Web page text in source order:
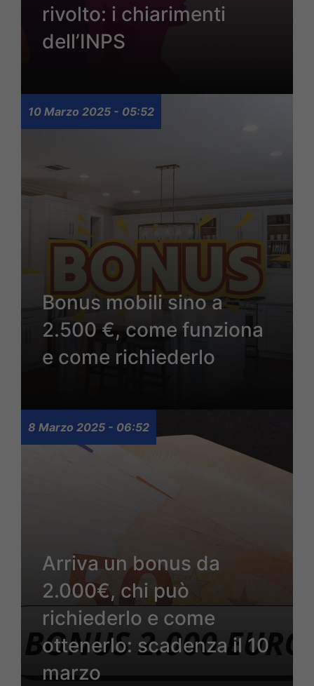
rivolto: i chiarimenti
dell’INPS
10 Marzo 2025 - 05:52
Bonus mobili sino a
2.500 €, come funziona
e come richiederlo
8 Marzo 2025 - 06:52
Arriva un bonus da
2.000€, chi può
richiederlo e come
ottenerlo: scadenza il 10
marzo